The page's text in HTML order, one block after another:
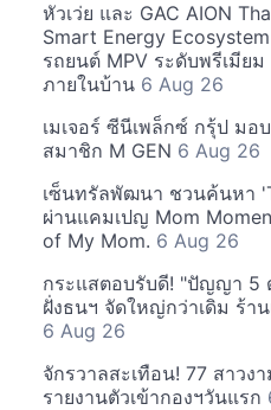
หัวเว่ย และ GAC AION
Smart Energy
รถยนต์ MPV ระดับพรีเมีย
ภายในบ้าน 6 Aug 26
เมเจอร์ ซีนีเพล็กซ์ กรุ้ป ม
สมาชิก M GEN 6 Aug 26
เซ็นทรัลพัฒนา ชวนค้นหา
ผ่านแคมเปญ Mom
of My Mom. 6 Aug 26
กระแสตอบรับดี! "ปัญญา 5
ฝั่งธนฯ จัดใหญ่กว่าเดิม ร้า
6 Aug 26
จักรวาลสะเทือน! 77 สาวง
รายงานตัวเข้ากองฯวันแรก